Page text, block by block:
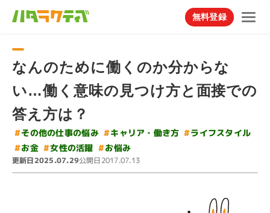
無料登録
なんのために働くのか分からな
い…働く意味の見つけ方と面接での
答え方は？
#その他の仕事の悩み #キャリア・働き方 #ライフスタイル
#お金 #女性の活躍 #お悩み
更新日2025.07.29公開日2017.07.13